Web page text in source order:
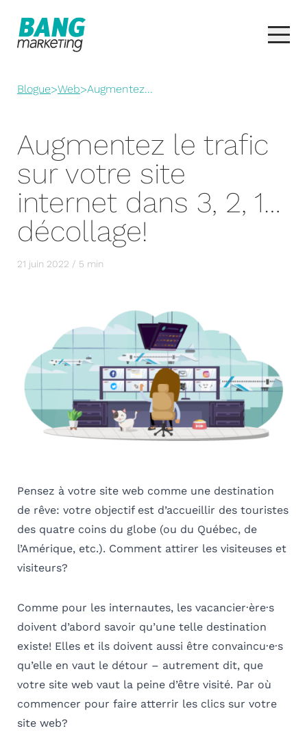
Blogue>Web>Augmentez...
Augmentez le trafic
sur votre site
internet dans 3, 2, 1…
décollage!
21 juin 2022 / 5 min
Pensez à votre site web comme une destination
de rêve: votre objectif est d’accueillir des touristes
des quatre coins du globe (ou du Québec, de
l’Amérique, etc.). Comment attirer les visiteuses et
visiteurs?
Comme pour les internautes, les vacancier·ère·s
doivent d’abord savoir qu’une telle destination
existe! Elles et ils doivent aussi être convaincu·e·s
qu’elle en vaut le détour – autrement dit, que
votre site web vaut la peine d’être visité. Par où
commencer pour faire atterrir les clics sur votre
site web?